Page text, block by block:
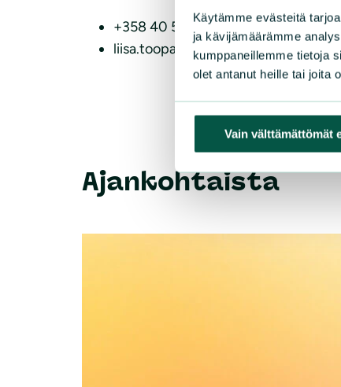
Käytämme evästeitä
ja kävijämäärämme
kumppaneillemme tietoja
olet antanut heille tai joita
Vain välttämättömät
+358 40 504 2989
liisa.toopakka(a)sll.fi
Ajankohtaista